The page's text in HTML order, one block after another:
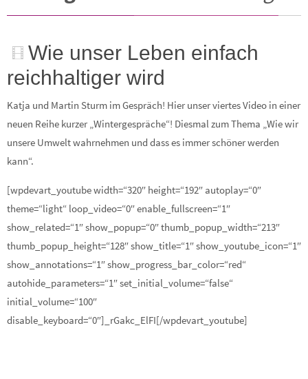
Wie unser Leben einfach
reichhaltiger wird
Katja und Martin Sturm im Gespräch! Hier unser viertes Video in einer
neuen Reihe kurzer „Wintergespräche“! Diesmal zum Thema „Wie wir
unsere Umwelt wahrnehmen und dass es immer schöner werden
kann“.
[wpdevart_youtube width=“320″ height=“192″ autoplay=“0″
theme=“light“ loop_video=“0″ enable_fullscreen=“1″
show_related=“1″ show_popup=“0″ thumb_popup_width=“213″
thumb_popup_height=“128″ show_title=“1″ show_youtube_icon=“1″
show_annotations=“1″ show_progress_bar_color=“red“
autohide_parameters=“1″ set_initial_volume=“false“
initial_volume=“100″
disable_keyboard=“0″]_rGakc_ElFI[/wpdevart_youtube]